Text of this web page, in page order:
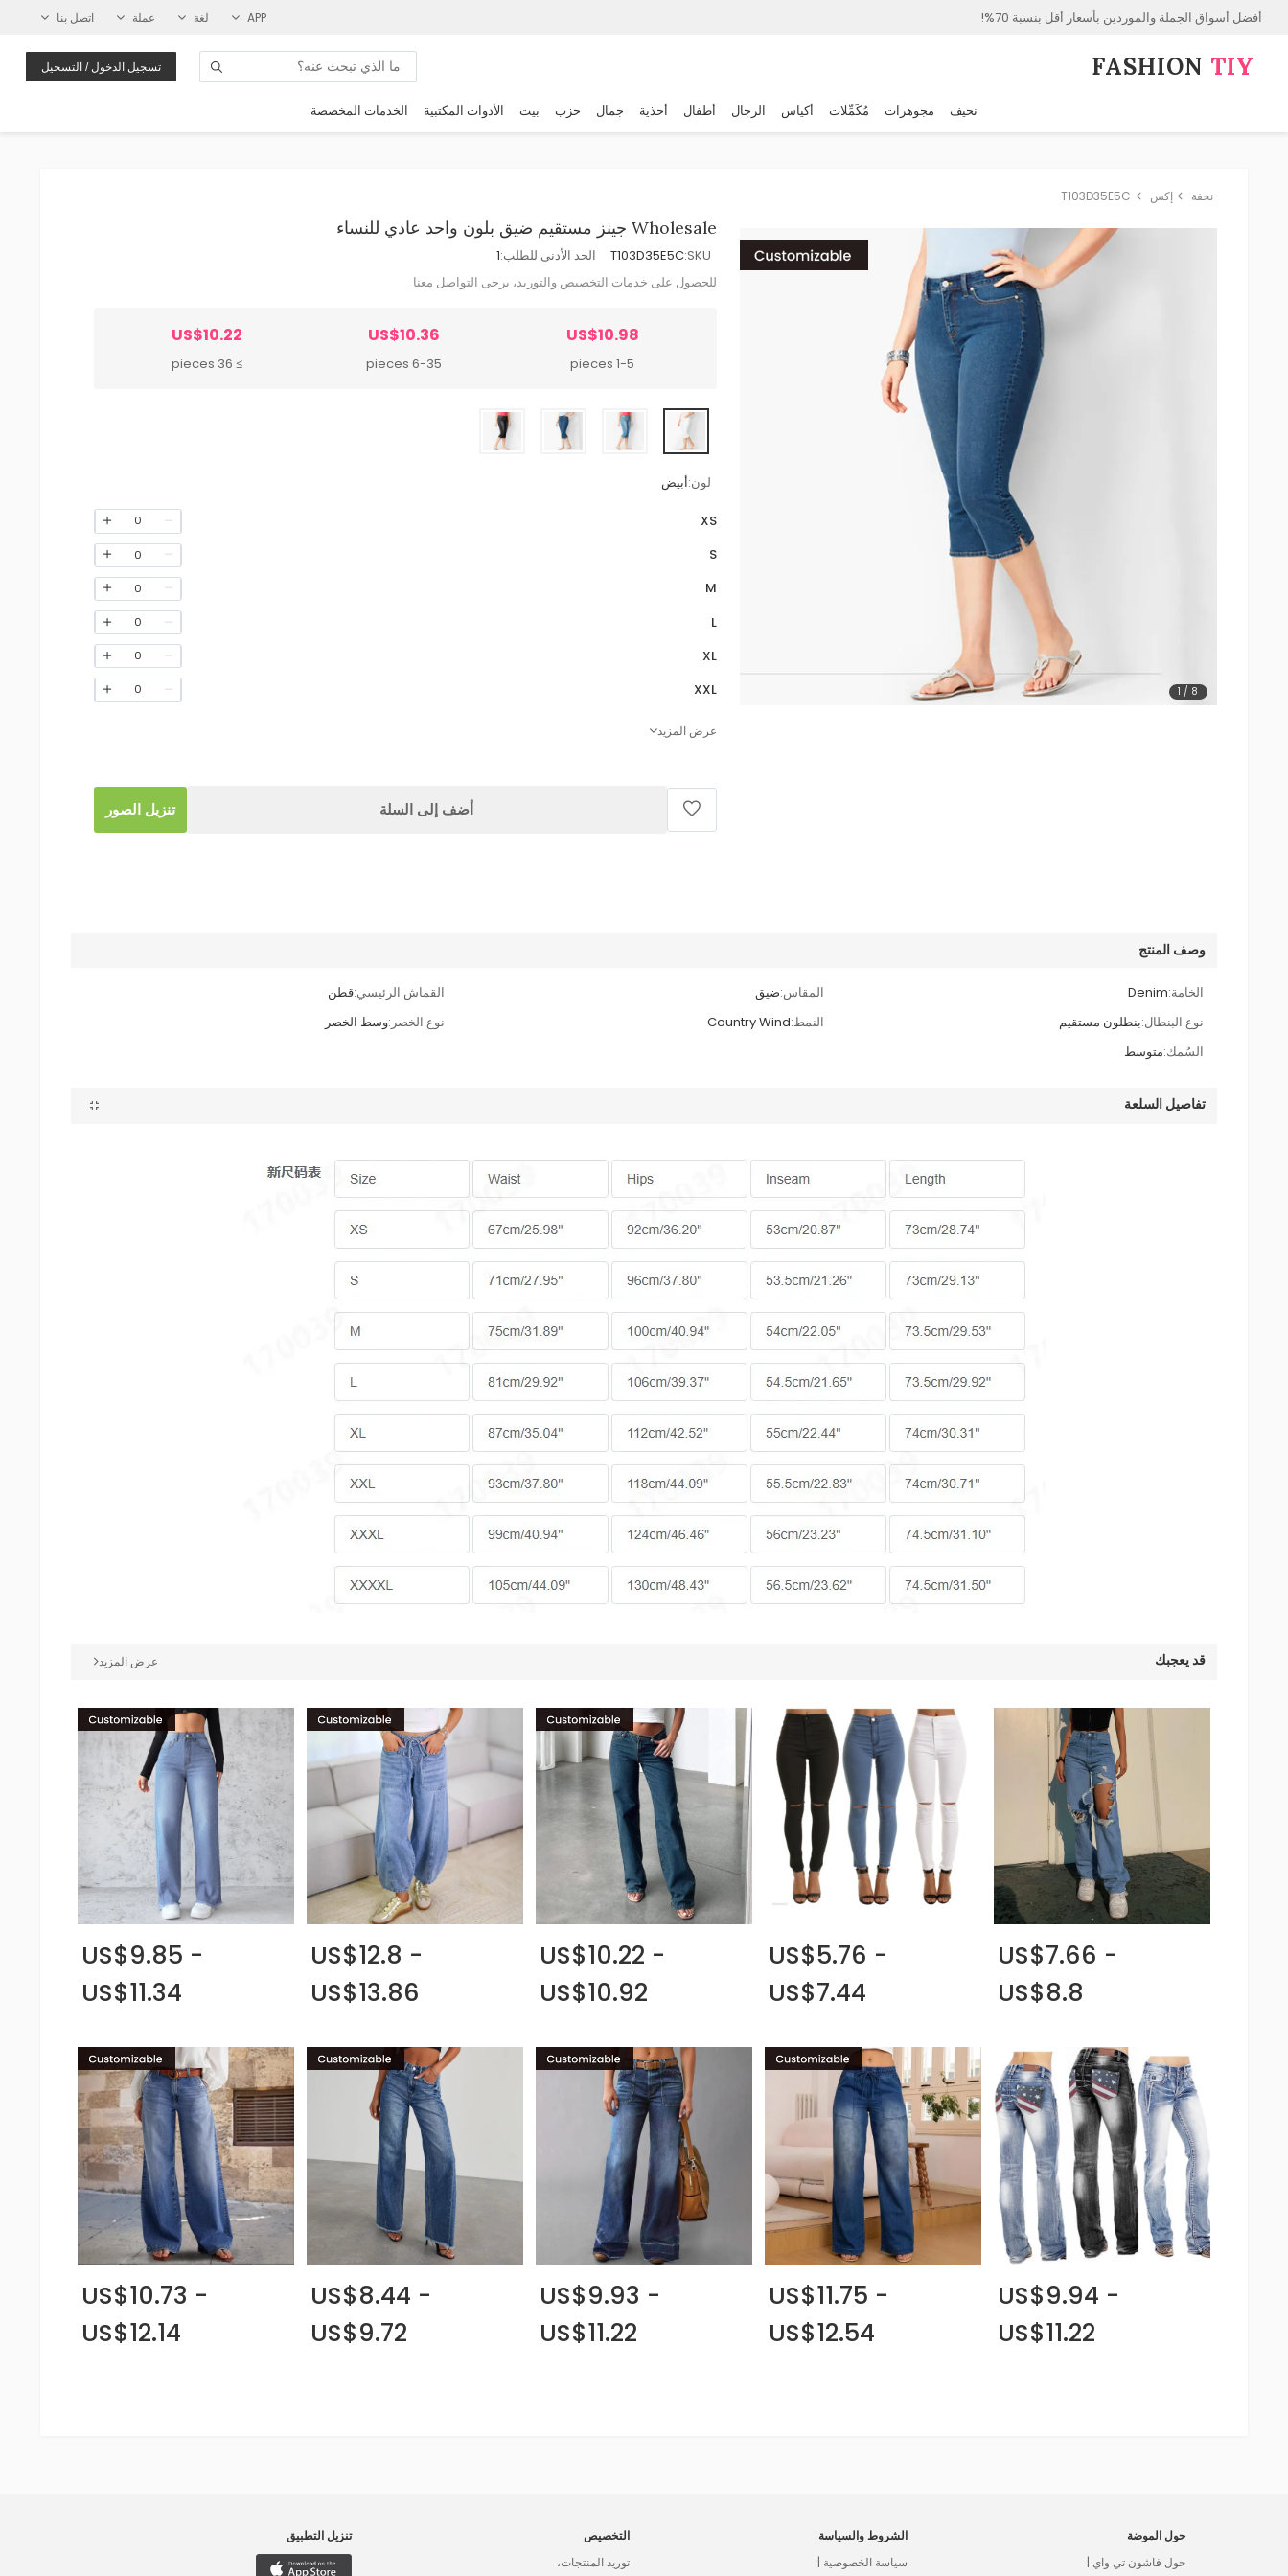
أفضل أسواق الجملة والموردين بأسعار أقل بنسبة 70%! APP لغة عملة اتصل بنا
FASHION⁠ TIY تسجيل الدخول / التسجيل
نحيف مجوهرات مُكَمِّلات أكياس الرجال أطفال أحذية جمال حزب بيت الأدوات المكتبية الخدمات المخصصة
نحفة إكس T103D35E5C
1 / 8
Wholesale جينز مستقيم ضيق بلون واحد عادي للنساء
SKU:
T103D35E5C الحد الأدنى للطلب:1
للحصول على خدمات التخصيص والتوريد، يرجى التواصل معنا
US$10.98
1-5 pieces
US$10.36
6-35 pieces
US$10.22
≥ 36 pieces
لون:أبيض
XS
0
S
0
M
0
L
0
XL
0
XXL
0
عرض المزيد
أضف إلى السلة تنزيل الصور
وصف المنتج
الخامة:Denim المقاس:ضيق القماش الرئيسي:قطن
نوع البنطال:بنطلون مستقيم النمط:Country Wind نوع الخصر:وسط الخصر
السُمك:متوسط
تفاصيل السلعة
قد يعجبك عرض المزيد
US$7.66 -
US$8.8
US$5.76 -
US$7.44
US$10.22 -
US$10.92
US$12.8 -
US$13.86
US$9.85 -
US$11.34
US$9.94 -
US$11.22
US$11.75 -
US$12.54
US$9.93 -
US$11.22
US$8.44 -
US$9.72
US$10.73 -
US$12.14
حول الموضة
حول فاشون تي واي |
الشروط والسياسة
سياسة الخصوصية |
التخصيص
توريد المنتجات،
تنزيل التطبيق